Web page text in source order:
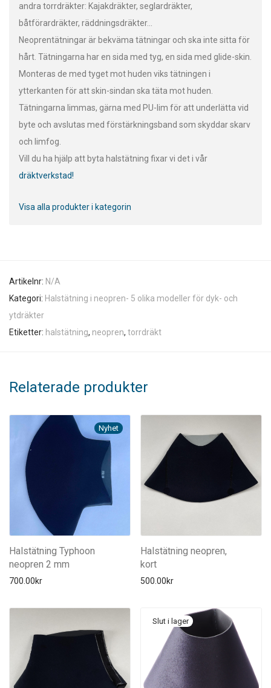
andra torrdräkter: Kajakdräkter, seglardräkter,
båtförardräkter, räddningsdräkter...
Neoprentätningar är bekväma tätningar och ska inte sitta för
hårt. Tätningarna har en sida med tyg, en sida med glide-skin.
Monteras de med tyget mot huden viks tätningen i
ytterkanten för att skin-sindan ska täta mot huden.
Tätningarna limmas, gärna med PU-lim för att underlätta vid
byte och avslutas med förstärkningsband som skyddar skarv
och limfog.
Vill du ha hjälp att byta halstätning fixar vi det i vår
dräktverkstad!
Visa alla produkter i kategorin
Artikelnr: N/A
Kategori: Halstätning i neopren- 5 olika modeller för dyk- och
ytdräkter
Etiketter: halstätning, neopren, torrdräkt
Relaterade produkter
Nyhet
Halstätning Typhoon
neopren 2 mm
700.00kr
Halstätning neopren,
kort
500.00kr